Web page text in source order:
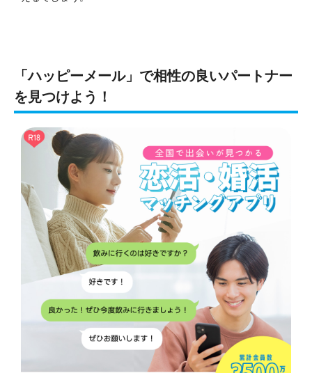
「ハッピーメール」で相性の良いパートナー
を見つけよう！